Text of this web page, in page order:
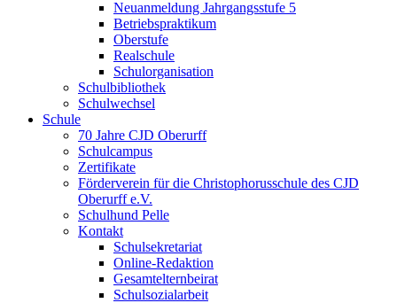
Neuanmeldung Jahrgangsstufe 5
Betriebspraktikum
Oberstufe
Realschule
Schulorganisation
Schulbibliothek
Schulwechsel
Schule
70 Jahre CJD Oberurff
Schulcampus
Zertifikate
Förderverein für die Christophorusschule des CJD
Oberurff e.V.
Schulhund Pelle
Kontakt
Schulsekretariat
Online-Redaktion
Gesamtelternbeirat
Schulsozialarbeit